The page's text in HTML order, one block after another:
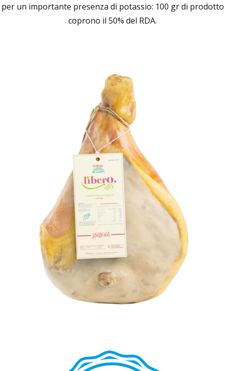
per un importante presenza di potassio: 100 gr di prodotto
coprono il 50% del RDA.